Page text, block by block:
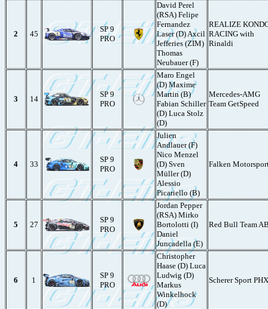
2 45
SP 9
PRO
David Perel
(RSA) Felipe
Fernandez
Laser (D) Axcil
Jefferies (ZIM)
Thomas
Neubauer (F)
REALIZE
RACING with
Rinaldi
3 14
SP 9
PRO
Maro Engel
(D) Maxime
Martin (B)
Fabian Schiller
(D) Luca Stolz
(D)
Mercedes-AMG
Team GetSpeed
4 33
SP 9
PRO
Julien
Andlauer (F)
Nico Menzel
(D) Sven
Müller (D)
Alessio
Picariello (B)
Falken
5 27
SP 9
PRO
Jordan Pepper
(RSA) Mirko
Bortolotti (I)
Daniel
Juncadella (E)
Red Bull Team
6 1
SP 9
PRO
Christopher
Haase (D) Luca
Ludwig (D)
Markus
Winkelhock
(D)
Scherer Sport PHX